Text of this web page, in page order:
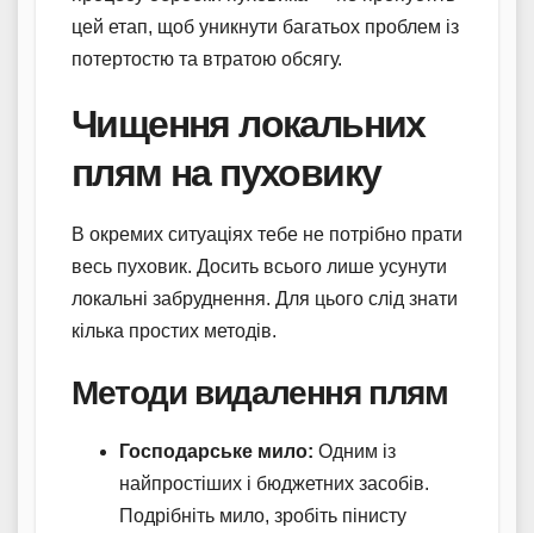
цей етап, щоб уникнути багатьох проблем із
потертостю та втратою обсягу.
Чищення локальних
плям на пуховику
В окремих ситуаціях тебе не потрібно прати
весь пуховик. Досить всього лише усунути
локальні забруднення. Для цього слід знати
кілька простих методів.
Методи видалення плям
Господарське мило: Одним із
найпростіших і бюджетних засобів.
Подрібніть мило, зробіть пінисту